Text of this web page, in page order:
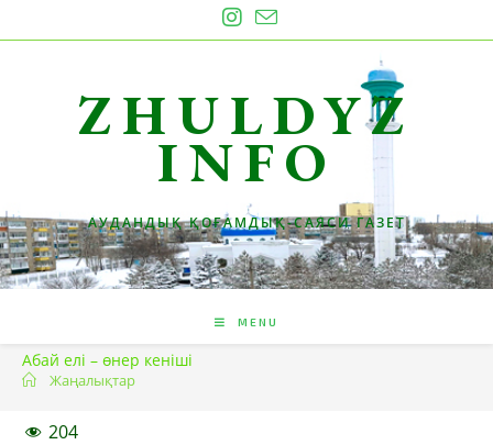
to
ZHULDYZ
INFO
АУДАНДЫҚ ҚОҒАМДЫҚ-САЯСИ ГАЗЕТ
MENU
Абай елі – өнер кеніші
Жаңалықтар
204